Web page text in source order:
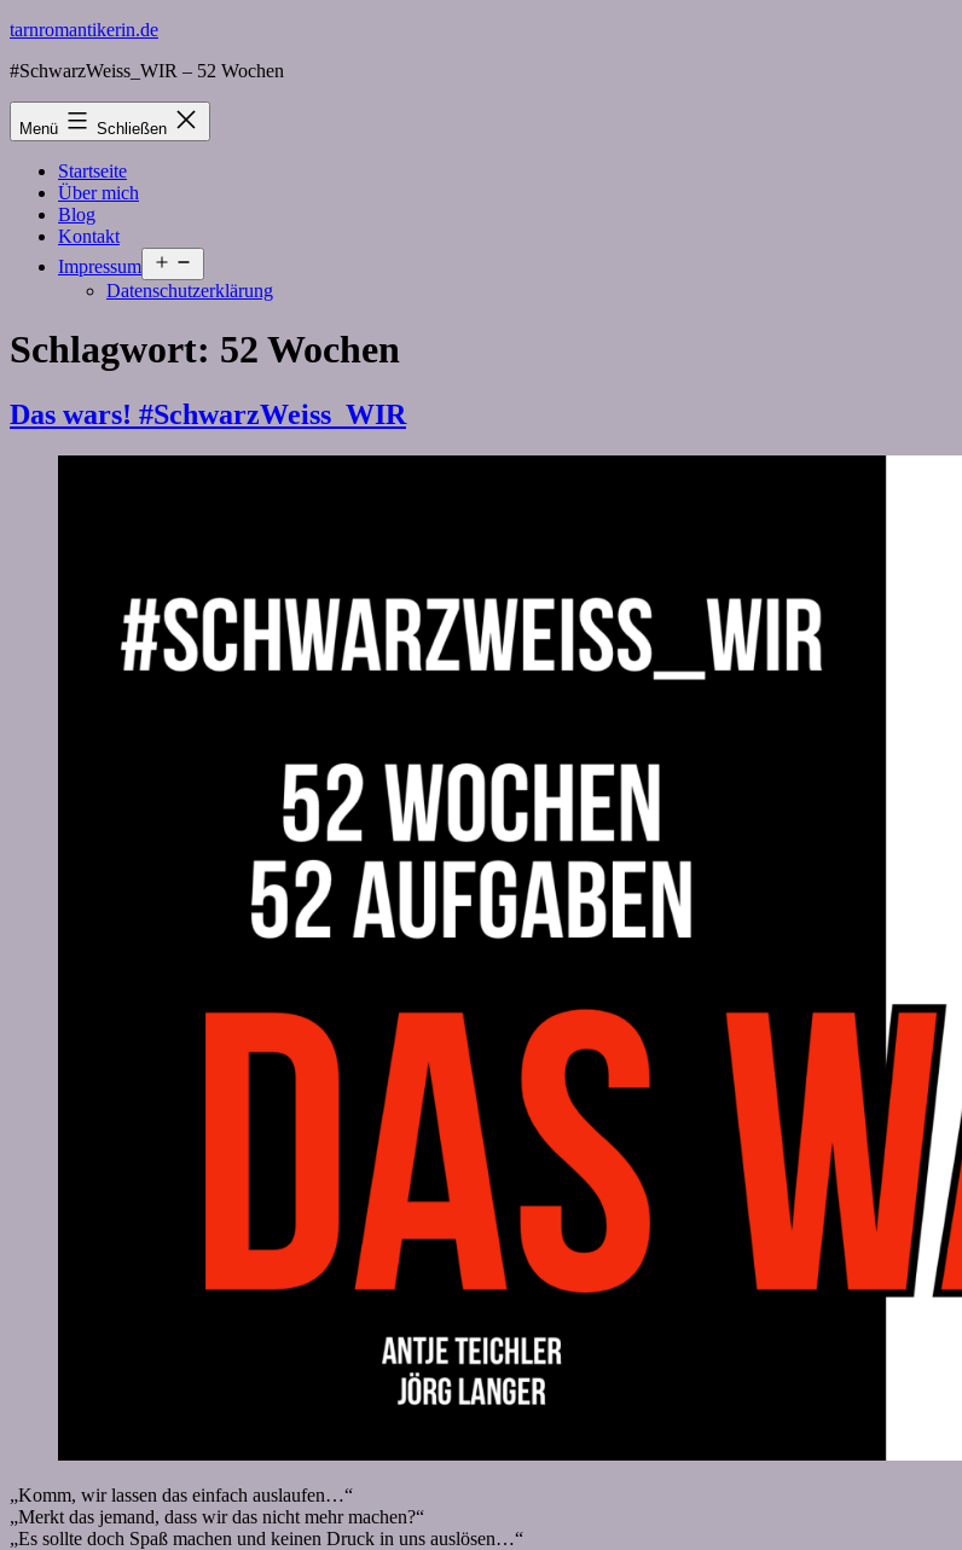
Zum
springen
tarnromantikerin.de
#SchwarzWeiss_WIR – 52 Wochen
Menü Schließen
Startseite
Über mich
Blog
Kontakt
Impressum
öffnen
Datenschutzerklärung
Schlagwort: 52 Wochen
Das wars! #SchwarzWeiss_WIR
„Komm, wir lassen das einfach auslaufen…“
„Merkt das jemand, dass wir das nicht mehr machen?“
„Es sollte doch Spaß machen und keinen Druck in uns auslösen…“